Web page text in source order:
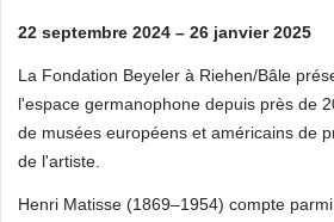
22 septembre 2024 – 26 janvier 2025
La Fondation Beyeler à Riehen/Bâle
l'espace germanophone depuis près de
de musées européens et américains de
de l'artiste.
Henri Matisse (1869–1954) compte